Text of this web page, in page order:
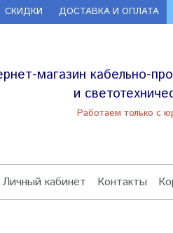
СКИДКИ ДОСТАВКА И ОПЛАТА
магазин кабельно-
и
Работаем только с
Личный кабинет Контакты